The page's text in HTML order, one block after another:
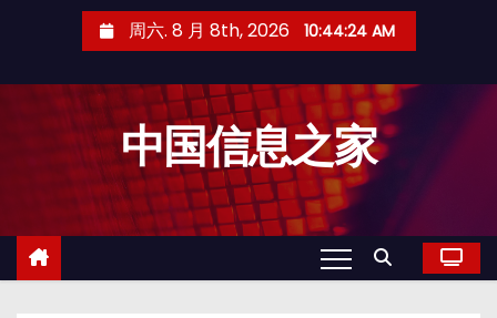
周六. 8 月 8th, 2026 10:44:25 AM
中国信息之家